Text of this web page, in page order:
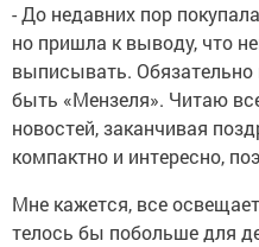
- До недавних пор
но пришла к вы­воду, что
выписывать.
быть «Мензеля». Читаю
новостей, закан­чивая
компактно и интересно,
Мне кажется, все
телось бы побольше для